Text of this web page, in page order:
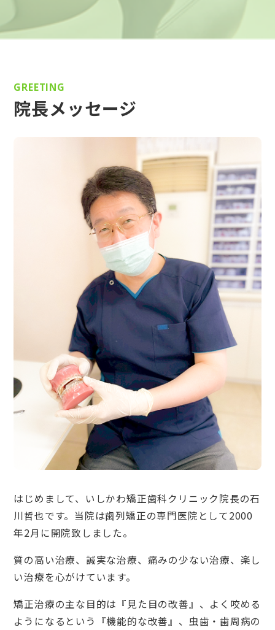
GREETING
院長メッセージ
はじめまして、いしかわ矯正歯科クリニック院長の石
川哲也です。当院は歯列矯正の専門医院として2000
年2月に開院致しました。
質の高い治療、誠実な治療、痛みの少ない治療、楽し
い治療を心がけています。
矯正治療の主な目的は『見た目の改善』、よく咬める
ようになるという『機能的な改善』、虫歯・歯周病の